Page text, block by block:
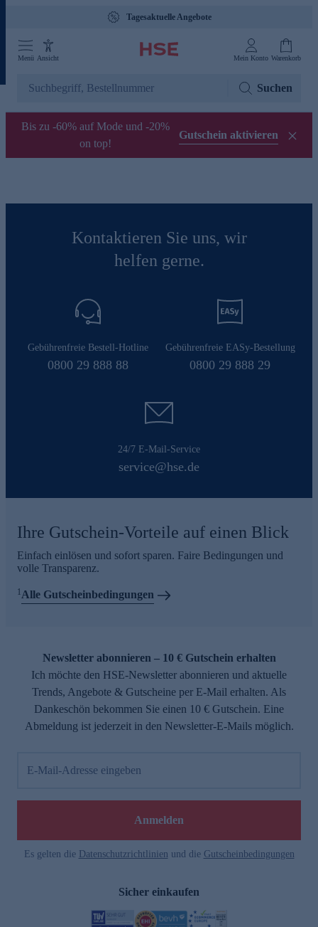
Tagesaktuelle Angebote
Menü Ansicht Mein Konto Warenkorb
Suchen
Bis zu -60% auf Mode und -20%
on top!
Gutschein aktivieren
Kontaktieren Sie uns, wir
helfen gerne.
Gebührenfreie Bestell-Hotline
0800 29 888 88
Gebührenfreie EASy-Bestellung
0800 29 888 29
24/7 E-Mail-Service
service@hse.de
Ihre Gutschein-Vorteile auf einen Blick
Einfach einlösen und sofort sparen. Faire Bedingungen und
volle Transparenz.
1Alle Gutscheinbedingungen
Newsletter abonnieren – 10 € Gutschein erhalten
Ich möchte den HSE-Newsletter abonnieren und aktuelle
Trends, Angebote & Gutscheine per E-Mail erhalten. Als
Dankeschön bekommen Sie einen 10 € Gutschein. Eine
Abmeldung ist jederzeit in den Newsletter-E-Mails möglich.
E-Mail-Adresse eingeben
Anmelden
Es gelten die Datenschutzrichtlinien und die Gutscheinbedingungen
Sicher einkaufen